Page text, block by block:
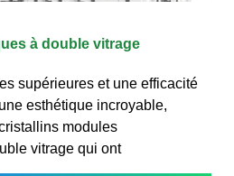
à double vitrage
supérieures et une efficacité
esthétique incroyable,
modules
vitrage qui ont